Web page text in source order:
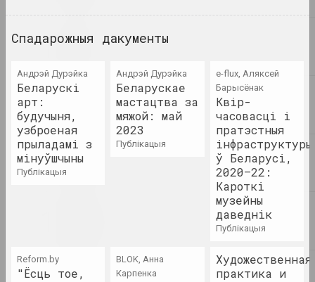
Уяўляючы OpenMuzej Belarus:
мастацтва, ангажаванасць
2023
Максим Лагун
Фабрыка мар
2023. персанальная выстава
Хаім Суцін. Супраць плыні
2023 – 2024. персанальная выстава
фатаграфічнага архіва VEHA
2023. групавы праект, замежнае падзея
Спадарожныя дакументы
Андрэй Дурэйка
Беларускі
арт:
будучыня,
узброеная
прыладамі з
мінуўшчыны
публікацыя
Андрэй Дурэйка
Беларускае
мастацтва за
мяжой: май
2023
публікацыя
e-flux, Аляксей
Барысёнак
Квір-
часовасці і
пратэстныя
інфраструктуры
ў Беларусі,
2020–22:
Кароткі
музейны
даведнік
публікацыя
Reform.by
"Ёсць тое,
BLOK, Анна
Карпенка
Художественная
практика и